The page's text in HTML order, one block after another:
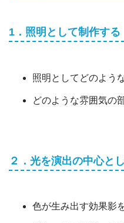
1．照明として制作する
照明としてどのよう
どのような雰囲気の
２．光を演出の中心と
色が生み出す効果影